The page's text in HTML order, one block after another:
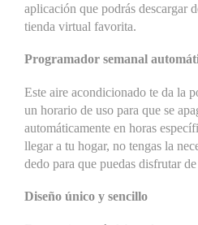
aplicación que podrás descargar
tienda virtual favorita.
Programador semanal
Este aire acondicionado te da la
un horario de uso para que se
automáticamente en horas
llegar a tu hogar, no tengas la
dedo para que puedas disfrutar
Diseño único y sencillo